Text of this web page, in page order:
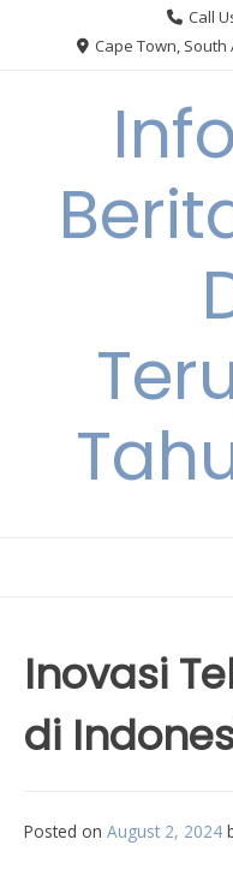
Call
Cape Town, South
Inovasi
di
Posted on August 2, 2024